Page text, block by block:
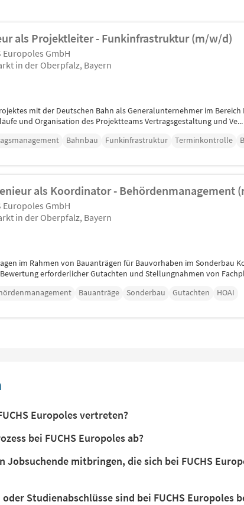
als Projektleiter - Funkinfrastruktur (m/w/d)
Europoles GmbH
in der Oberpfalz, Bayern
mit der Deutschen Bahn als Generalunternehmer im
und Organisation des Projektteams Vertragsgestaltung und Ve...
Bahnbau Funkinfrastruktur Terminkontrolle
als Koordinator - Behördenmanagement
Europoles GmbH
in der Oberpfalz, Bayern
im Rahmen von Bauanträgen für Bauvorhaben im
erforderlicher Gutachten und Stellungnahmen von
Bauanträge Sonderbau Gutachten HOAI
Europoles vertreten?
bei FUCHS Europoles ab?
mitbringen, die sich bei FUCHS
Studienabschlüsse sind bei FUCHS Europoles